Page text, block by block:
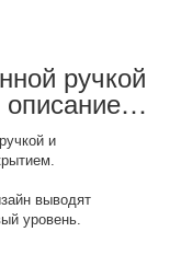
ручкой
и
выводят
уровень.